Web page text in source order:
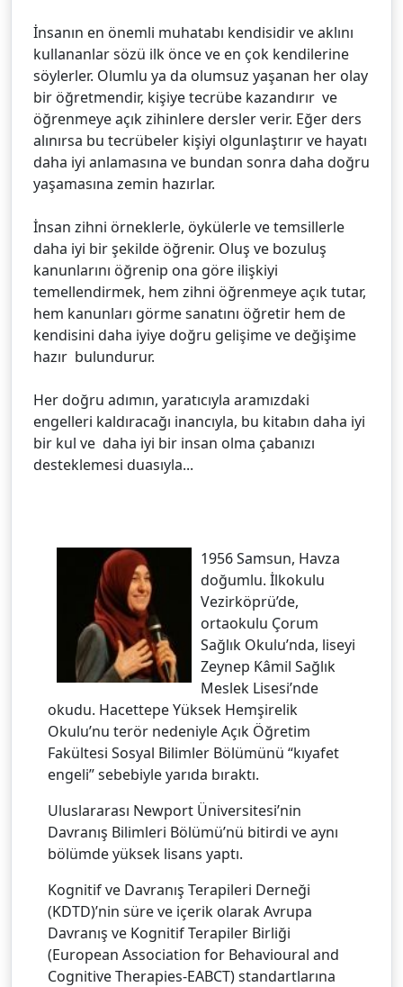
İnsanın en önemli muhatabı kendisidir ve aklını
kullananlar sözü ilk önce ve en çok kendilerine
söylerler. Olumlu ya da olumsuz yaşanan her olay
bir öğretmendir, kişiye tecrübe kazandırır ve
öğrenmeye açık zihinlere dersler verir. Eğer ders
alınırsa bu tecrübeler kişiyi olgunlaştırır ve hayatı
daha iyi anlamasına ve bundan sonra daha doğru
yaşamasına zemin hazırlar.
İnsan zihni örneklerle, öykülerle ve temsillerle
daha iyi bir şekilde öğrenir. Oluş ve bozuluş
kanunlarını öğrenip ona göre ilişkiyi
temellendirmek, hem zihni öğrenmeye açık tutar,
hem kanunları görme sanatını öğretir hem de
kendisini daha iyiye doğru gelişime ve değişime
hazır bulundurur.
Her doğru adımın, yaratıcıyla aramızdaki
engelleri kaldıracağı inancıyla, bu kitabın daha iyi
bir kul ve daha iyi bir insan olma çabanızı
desteklemesi duasıyla...
1956 Samsun, Havza
doğumlu. İlkokulu
Vezirköprü’de,
ortaokulu Çorum
Sağlık Okulu’nda, liseyi
Zeynep Kâmil Sağlık
Meslek Lisesi’nde
okudu. Hacettepe Yüksek Hemşirelik
Okulu’nu terör nedeniyle Açık Öğretim
Fakültesi Sosyal Bilimler Bölümünü “kıyafet
engeli” sebebiyle yarıda bıraktı.
Uluslararası Newport Üniversitesi’nin
Davranış Bilimleri Bölümü’nü bitirdi ve aynı
bölümde yüksek lisans yaptı.
Kognitif ve Davranış Terapileri Derneği
(KDTD)’nin süre ve içerik olarak Avrupa
Davranış ve Kognitif Terapiler Birliği
(European Association for Behavioural and
Cognitive Therapies-EABCT) standartlarına